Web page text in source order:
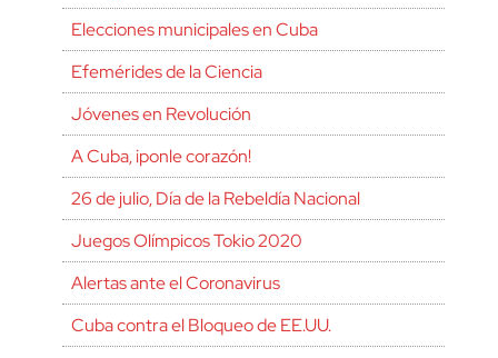
Elecciones municipales en Cuba
Efemérides de la Ciencia
Jóvenes en Revolución
A Cuba, ¡ponle corazón!
26 de julio, Día de la Rebeldía Nacional
Juegos Olímpicos Tokio 2020
Alertas ante el Coronavirus
Cuba contra el Bloqueo de EE.UU.